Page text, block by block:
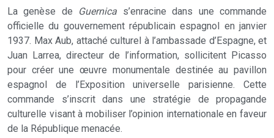
La genèse de Guernica s’enracine dans une commande
officielle du gouvernement républicain espagnol en janvier
1937. Max Aub, attaché culturel à l’ambassade d’Espagne, et
Juan Larrea, directeur de l’information, sollicitent Picasso
pour créer une œuvre monumentale destinée au pavillon
espagnol de l’Exposition universelle parisienne. Cette
commande s’inscrit dans une stratégie de propagande
culturelle visant à mobiliser l’opinion internationale en faveur
de la République menacée.